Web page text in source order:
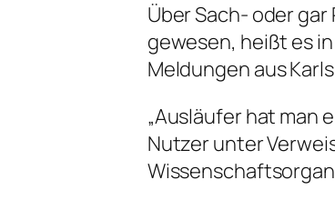
Über Sach- oder
gewesen, heißt es
Meldungen aus
„Ausläufer hat man
Nutzer unter